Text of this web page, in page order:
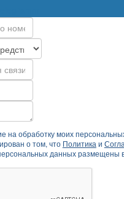
на обработку моих
о том, что Политика и
данных размещены